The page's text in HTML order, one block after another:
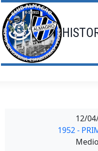
Saltar
al
contenido
12/
1952 -